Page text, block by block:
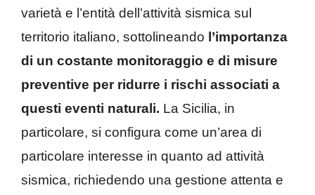
varietà e l’entità dell’attività sismica sul
territorio italiano, sottolineando l’importanza
di un costante monitoraggio e di misure
preventive per ridurre i rischi associati a
questi eventi naturali. La Sicilia, in
particolare, si configura come un’area di
particolare interesse in quanto ad attività
sismica, richiedendo una gestione attenta e